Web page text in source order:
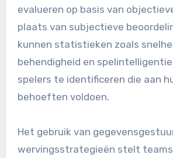
evalueren op basis van
plaats van subjectieve
kunnen statistieken zoals
behendigheid en
spelers te identificeren die aan
behoeften voldoen.
Het gebruik van
wervingsstrategieën stelt